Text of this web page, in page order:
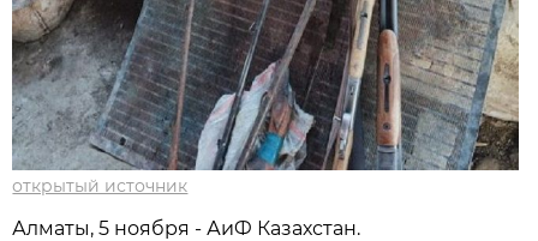
открытый источник
Алматы, 5 ноября - АиФ Казахстан.